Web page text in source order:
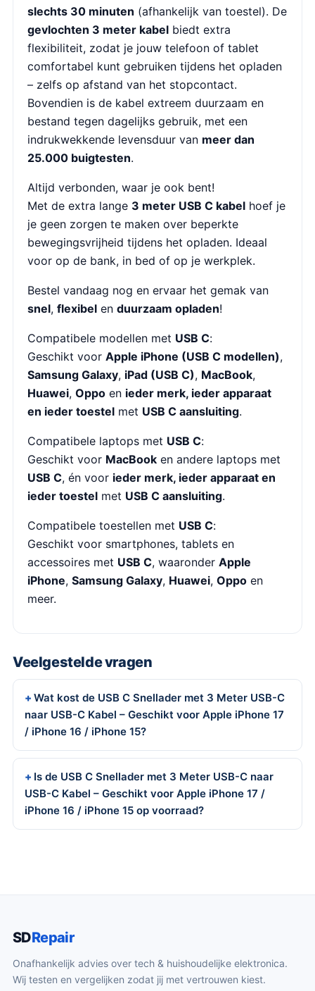
slechts 30 minuten (afhankelijk van toestel). De
gevlochten 3 meter kabel biedt extra
flexibiliteit, zodat je jouw telefoon of tablet
comfortabel kunt gebruiken tijdens het opladen
– zelfs op afstand van het stopcontact.
Bovendien is de kabel extreem duurzaam en
bestand tegen dagelijks gebruik, met een
indrukwekkende levensduur van meer dan
25.000 buigtesten.
Altijd verbonden, waar je ook bent!
Met de extra lange 3 meter USB C kabel hoef je
je geen zorgen te maken over beperkte
bewegingsvrijheid tijdens het opladen. Ideaal
voor op de bank, in bed of op je werkplek.
Bestel vandaag nog en ervaar het gemak van
snel, flexibel en duurzaam opladen!
Compatibele modellen met USB C:
Geschikt voor Apple iPhone (USB C modellen),
Samsung Galaxy, iPad (USB C), MacBook,
Huawei, Oppo en ieder merk, ieder apparaat
en ieder toestel met USB C aansluiting.
Compatibele laptops met USB C:
Geschikt voor MacBook en andere laptops met
USB C, én voor ieder merk, ieder apparaat en
ieder toestel met USB C aansluiting.
Compatibele toestellen met USB C:
Geschikt voor smartphones, tablets en
accessoires met USB C, waaronder Apple
iPhone, Samsung Galaxy, Huawei, Oppo en
meer.
Veelgestelde vragen
Wat kost de USB C Snellader met 3 Meter USB-C
naar USB-C Kabel – Geschikt voor Apple iPhone 17
/ iPhone 16 / iPhone 15?
Is de USB C Snellader met 3 Meter USB-C naar
USB-C Kabel – Geschikt voor Apple iPhone 17 /
iPhone 16 / iPhone 15 op voorraad?
SDRepair
Onafhankelijk advies over tech & huishoudelijke elektronica.
Wij testen en vergelijken zodat jij met vertrouwen kiest.